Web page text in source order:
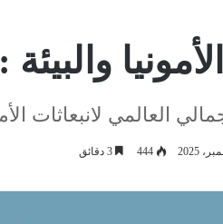
مصادر رئيسية تهدد التوازن البيئي وصحة الإنسان
444